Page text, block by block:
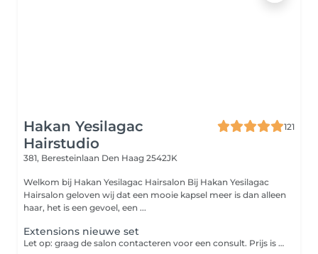
Hakan Yesilagac
Hairstudio
121
381, Beresteinlaan Den Haag 2542JK
Welkom bij Hakan Yesilagac Hairsalon Bij Hakan Yesilagac
Hairsalon geloven wij dat een mooie kapsel meer is dan alleen
haar, het is een gevoel, een ...
Extensions nieuwe set
Let op: graag de salon contacteren voor een consult. Prijs is volledig afhankelijk van lengte, hoeveelheid/gram, kleur en type extensions. Prijs indicatie wordt gegeven na consult en moet worden beschouwd als indicatie. Graag een opmerking vermelden tijdens het boeken van een afspraak om hoeveel stuks extensions het gaat. Algemene informatie: Nieuwe set extensions hebben wij een prijslijst voor. Verwijderen van extensions kost €0,50 per stuk. Verwijderen en inzetten van ons eigen merk kost €2,00 per stuk. Verwijderen en inzetten van haar wat u ergens anders gekocht heeft kost €2,50 per stuk.